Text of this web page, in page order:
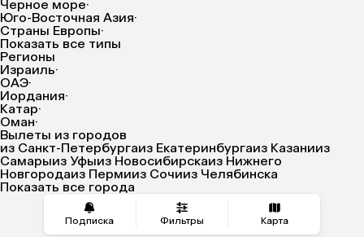
Подписка Фильтры Карта
Черное море·
Юго-Восточная Азия·
Страны Европы·
Показать все типы
Регионы
Израиль·
ОАЭ·
Иордания·
Катар·
Оман·
Вылеты из городов
из Санкт-Петербургаиз Екатеринбургаиз Казанииз
Самарыиз Уфыиз Новосибирскаиз Нижнего
Новгородаиз Пермииз Сочииз Челябинска
Показать все города